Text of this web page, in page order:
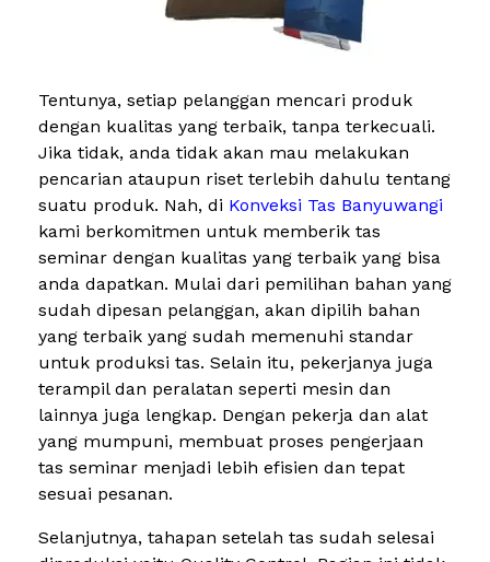
Tentunya, setiap pelanggan mencari produk
dengan kualitas yang terbaik, tanpa terkecuali.
Jika tidak, anda tidak akan mau melakukan
pencarian ataupun riset terlebih dahulu tentang
suatu produk. Nah, di Konveksi Tas Banyuwangi
kami berkomitmen untuk memberik tas
seminar dengan kualitas yang terbaik yang bisa
anda dapatkan. Mulai dari pemilihan bahan yang
sudah dipesan pelanggan, akan dipilih bahan
yang terbaik yang sudah memenuhi standar
untuk produksi tas. Selain itu, pekerjanya juga
terampil dan peralatan seperti mesin dan
lainnya juga lengkap. Dengan pekerja dan alat
yang mumpuni, membuat proses pengerjaan
tas seminar menjadi lebih efisien dan tepat
sesuai pesanan.
Selanjutnya, tahapan setelah tas sudah selesai